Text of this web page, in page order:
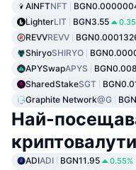
AINFTNFT
LighterLIT BGN3.55
REVVREVV
ShiryoSHIRYO
APYSwapAPYS
SharedStakeSGT
Graphite Network@G
Най-
криптовалути
ADIADI BGN11.95 0.55%